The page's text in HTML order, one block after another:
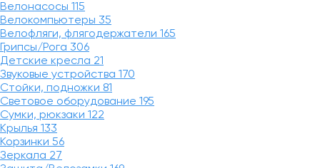
Велонасосы 115
Велокомпьютеры 35
Велофляги, флягодержатели 165
Грипсы/Рога 306
Детские кресла 21
Звуковые устройства 170
Стойки, подножки 81
Световое оборудование 195
Сумки, рюкзаки 122
Крылья 133
Корзинки 56
Зеркала 27